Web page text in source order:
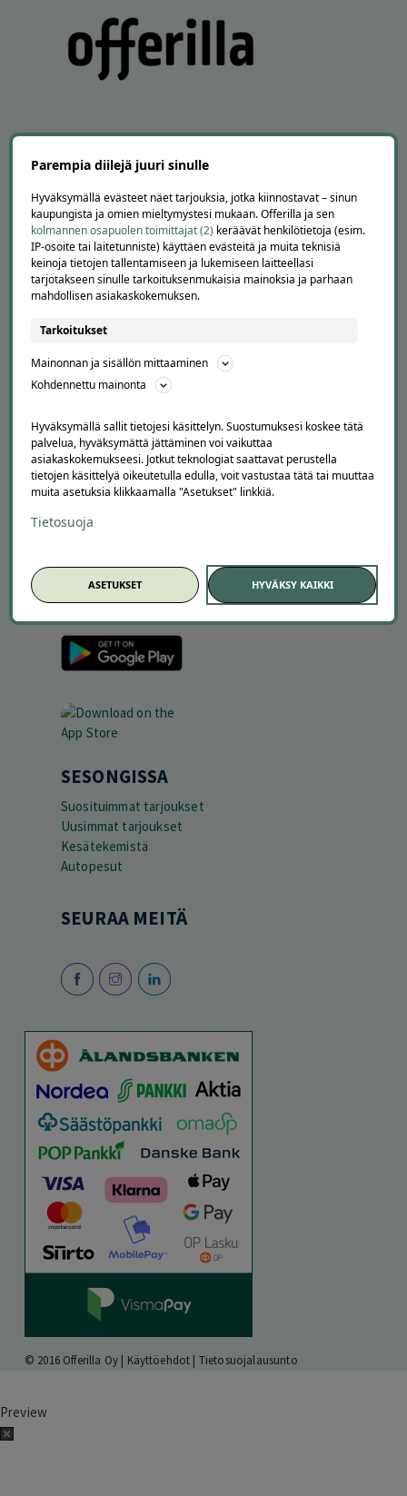
APUA JA NEUVOJA
Peruuta tilaus
Asiakaspalvelu
Kuinka Offerilla toimii
Usein kysytyt kysymykset
Suosittele Offerillaa
TUTUSTU MEIHIN
Ajankohtaista
Tilaa uutiskirje
Offerilla mediassa
YRITYKSILLE
Markkinoi Offerillassa
Vaikuttajayhteistyö
LATAA APPI
SESONGISSA
Suosituimmat tarjoukset
Uusimmat tarjoukset
Kesätekemistä
Autopesut
SEURAA MEITÄ
© 2016 Offerilla Oy | Käyttöehdot | Tietosuojalausunto
Preview
Parempia diilejä juuri sinulle
Hyväksymällä evästeet näet tarjouksia, jotka kiinnostavat – sinun
kaupungista ja omien mieltymystesi mukaan. Offerilla ja sen
kolmannen osapuolen toimittajat (2) keräävät henkilötietoja (esim.
IP-osoite tai laitetunniste) käyttäen evästeitä ja muita teknisiä
keinoja tietojen tallentamiseen ja lukemiseen laitteellasi
tarjotakseen sinulle tarkoituksenmukaisia mainoksia ja parhaan
mahdollisen asiakaskokemuksen.
Tarkoitukset
Mainonnan ja sisällön mittaaminen
Kohdennettu mainonta
Hyväksymällä sallit tietojesi käsittelyn. Suostumuksesi koskee tätä
palvelua, hyväksymättä jättäminen voi vaikuttaa
asiakaskokemukseesi. Jotkut teknologiat saattavat perustella
tietojen käsittelyä oikeutetulla edulla, voit vastustaa tätä tai muuttaa
muita asetuksia klikkaamalla "Asetukset" linkkiä.
Tietosuoja
ASETUKSET HYVÄKSY KAIKKI